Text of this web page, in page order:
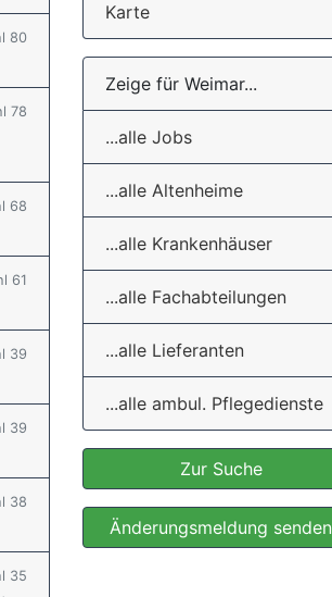
80
78
68
61
39
39
38
35
Karte
Zeige für Weimar...
...alle Jobs
...alle Altenheime
...alle Krankenhäuser
...alle Fachabteilungen
...alle Lieferanten
...alle ambul. Pflegedienste
Zur Suche
Änderungsmeldung senden